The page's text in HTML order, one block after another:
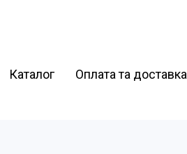
Каталог Оплата та доставка